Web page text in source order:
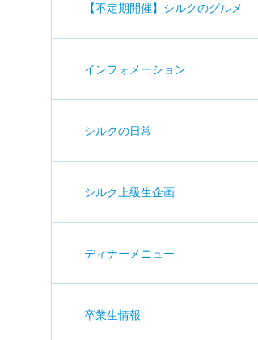
【不定期開催】シルクのグルメ
インフォメーション
シルクの日常
シルク上級生企画
ディナーメニュー
卒業生情報